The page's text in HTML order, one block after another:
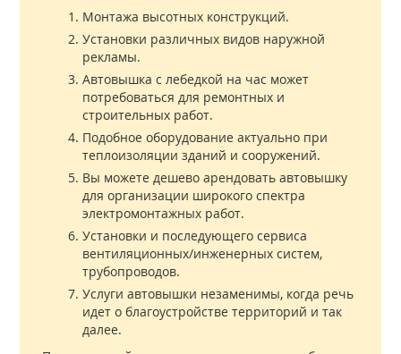
Монтажа высотных конструкций.
Установки различных видов наружной
рекламы.
Автовышка с лебедкой на час может
потребоваться для ремонтных и
строительных работ.
Подобное оборудование актуально при
теплоизоляции зданий и сооружений.
Вы можете дешево арендовать автовышку
для организации широкого спектра
электромонтажных работ.
Установки и последующего сервиса
вентиляционных/инженерных систем,
трубопроводов.
Услуги автовышки незаменимы, когда речь
идет о благоустройстве территорий и так
далее.